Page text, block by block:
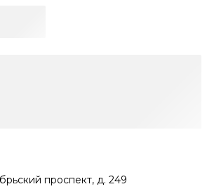
проспект, д. 249